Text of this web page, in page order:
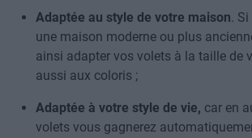
Adaptée au style de votre maison.
une maison moderne ou plus
ainsi adapter vos volets à la taille de
aussi aux coloris ;
Adaptée à votre style de vie, car en
volets vous gagnerez